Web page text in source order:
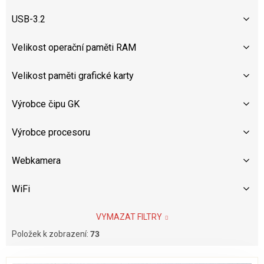
USB-3.2
Velikost operační paměti RAM
Velikost paměti grafické karty
Výrobce čipu GK
Výrobce procesoru
Webkamera
WiFi
VYMAZAT FILTRY
Položek k zobrazení: 73